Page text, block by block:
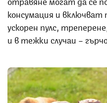
консумация и включват
ускорен пулс,
и в тежки случаи –